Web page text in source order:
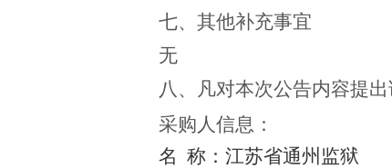
七、其他补充事宜
无
八、凡对本次公告内容提
采购人信息 ：
名 称： 江苏省通州监狱